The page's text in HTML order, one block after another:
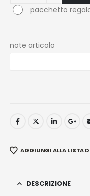
pacchetto
note articolo
AGGIUNGI ALLA LISTA
DESCRIZIONE